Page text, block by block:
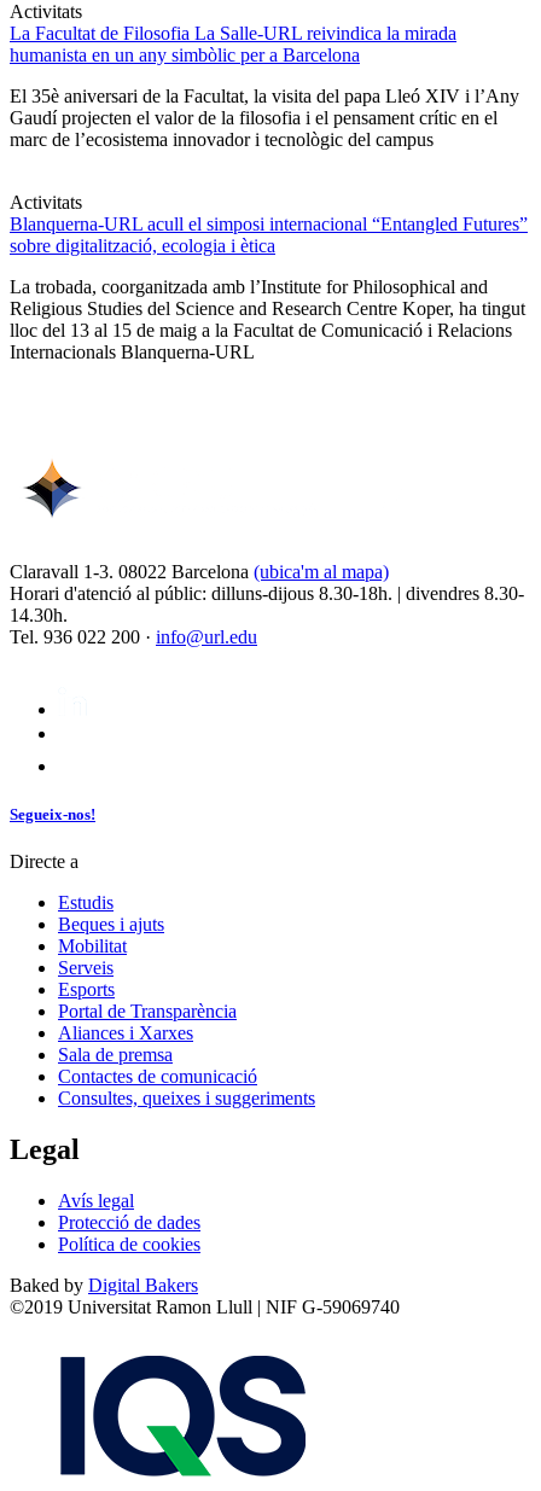
Activitats
La Facultat de Filosofia La Salle-URL reivindica la mirada
humanista en un any simbòlic per a Barcelona
El 35è aniversari de la Facultat, la visita del papa Lleó XIV i l’Any
Gaudí projecten el valor de la filosofia i el pensament crític en el
marc de l’ecosistema innovador i tecnològic del campus
Activitats
Blanquerna-URL acull el simposi internacional “Entangled Futures”
sobre digitalització, ecologia i ètica
La trobada, coorganitzada amb l’Institute for Philosophical and
Religious Studies del Science and Research Centre Koper, ha tingut
lloc del 13 al 15 de maig a la Facultat de Comunicació i Relacions
Internacionals Blanquerna-URL
Claravall 1-3. 08022 Barcelona (ubica'm al mapa)
Horari d'atenció al públic: dilluns-dijous 8.30-18h. | divendres 8.30-
14.30h.
Tel. 936 022 200 · info@url.edu
Segueix-nos!
Directe a
Estudis
Beques i ajuts
Mobilitat
Serveis
Esports
Portal de Transparència
Aliances i Xarxes
Sala de premsa
Contactes de comunicació
Consultes, queixes i suggeriments
Legal
Avís legal
Protecció de dades
Política de cookies
Baked by Digital Bakers
©2019 Universitat Ramon Llull | NIF G-59069740